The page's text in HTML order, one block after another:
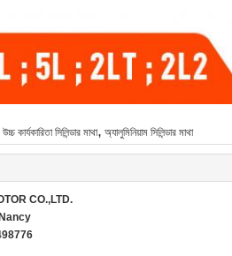
উচ্চ কার্যকারিতা সিলিন্ডার মাথা, অ্যালুমিনিয়াম সিলিন্ডার মাথা
CO.,LTD.